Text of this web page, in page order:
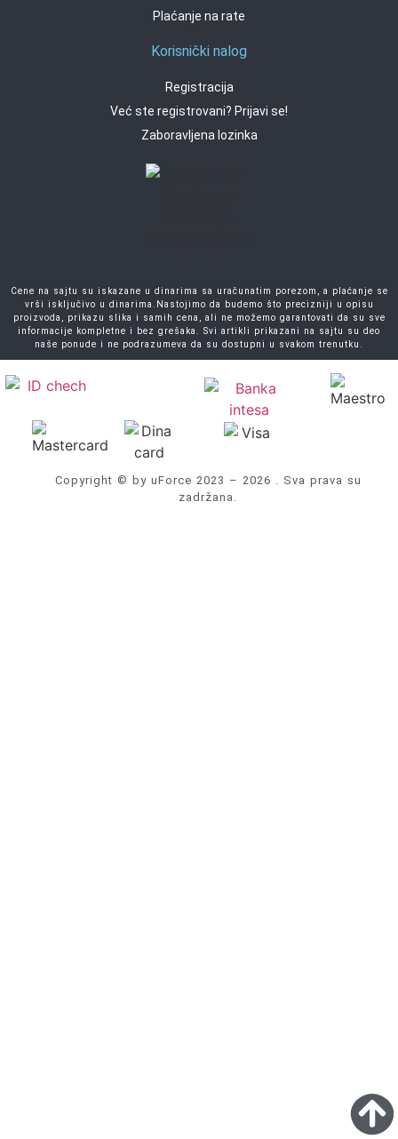
Plaćanje na rate
Korisnički nalog
Registracija
Već ste registrovani? Prijavi se!
Zaboravljena lozinka
Cene na sajtu su iskazane u dinarima sa uračunatim porezom, a plaćanje se
vrši isključivo u dinarima.Nastojimo da budemo što precizniji u opisu
proizvoda, prikazu slika i samih cena, ali ne možemo garantovati da su sve
informacije kompletne i bez grešaka. Svi artikli prikazani na sajtu su deo
naše ponude i ne podrazumeva da su dostupni u svakom trenutku.
Copyright © by uForce 2023 – 2026 . Sva prava su
zadržana.